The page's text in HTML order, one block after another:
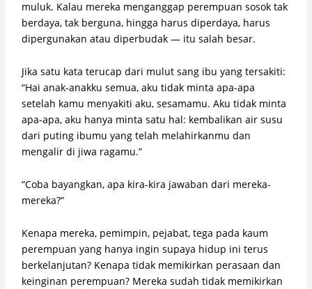
muluk. Kalau mereka menganggap perempuan sosok tak
berdaya, tak berguna, hingga harus diperdaya, harus
dipergunakan atau diperbudak — itu salah besar.
Jika satu kata terucap dari mulut sang ibu yang tersakiti:
“Hai anak-anakku semua, aku tidak minta apa-apa
setelah kamu menyakiti aku, sesamamu. Aku tidak minta
apa-apa, aku hanya minta satu hal: kembalikan air susu
dari puting ibumu yang telah melahirkanmu dan
mengalir di jiwa ragamu.”
“Coba bayangkan, apa kira-kira jawaban dari mereka-
mereka?”
Kenapa mereka, pemimpin, pejabat, tega pada kaum
perempuan yang hanya ingin supaya hidup ini terus
berkelanjutan? Kenapa tidak memikirkan perasaan dan
keinginan perempuan? Mereka sudah tidak memikirkan